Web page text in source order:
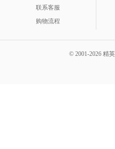
联系客服
购物流程
© 2001-2026 精